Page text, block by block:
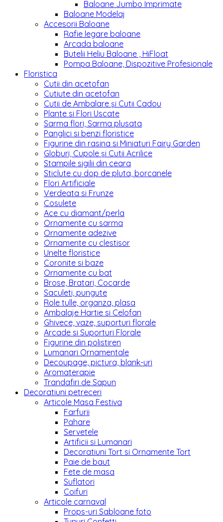
Baloane Jumbo Imprimate
Baloane Modelaj
Accesorii Baloane
Rafie legare baloane
Arcada baloane
Butelii Heliu Baloane , HiFloat
Pompa Baloane, Dispozitive Profesionale
Floristica
Cutii din acetofan
Cutiute din acetofan
Cutii de Ambalare și Cutii Cadou
Plante si Flori Uscate
Sarma flori, Sarma plusata
Panglici si benzi floristice
Figurine din rasina si Miniaturi Fairy Garden
Globuri, Cupole și Cutii Acrilice
Stampile sigilii din ceara
Sticlute cu dop de pluta, borcanele
Flori Artificiale
Verdeata si Frunze
Cosulete
Ace cu diamant/perla
Ornamente cu sarma
Ornamente adezive
Ornamente cu clestisor
Unelte floristice
Coronite si baze
Ornamente cu bat
Brose, Bratari, Cocarde
Saculeti, pungute
Role tulle, organza, plasa
Ambalaje Hartie si Celofan
Ghivece, vaze, suporturi florale
Arcade si Suporturi Florale
Figurine din polistiren
Lumanari Ornamentale
Decoupage, pictura, blank-uri
Aromaterapie
Trandafiri de Sapun
Decoratiuni petreceri
Articole Masa Festiva
Farfurii
Pahare
Servetele
Artificii si Lumanari
Decoratiuni Tort si Ornamente Tort
Paie de baut
Fete de masa
Suflatori
Coifuri
Articole carnaval
Props-uri Sabloane foto